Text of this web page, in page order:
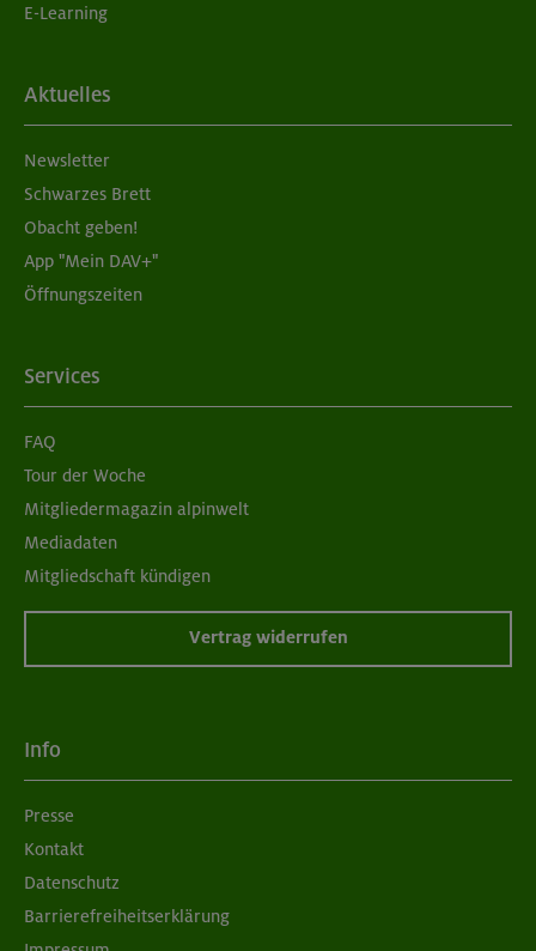
E-Learning
Aktuelles
Newsletter
Schwarzes Brett
Obacht geben!
App "Mein DAV+"
Öffnungszeiten
Services
FAQ
Tour der Woche
Mitgliedermagazin alpinwelt
Mediadaten
Mitgliedschaft kündigen
Vertrag widerrufen
Info
Presse
Kontakt
Datenschutz
Barrierefreiheitserklärung